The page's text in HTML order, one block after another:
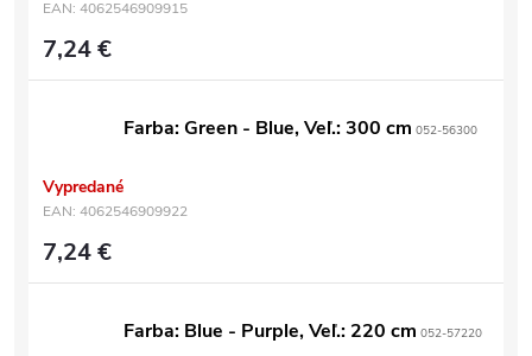
EAN: 4062546909915
7,24 €
Farba: Green - Blue, Veľ.: 300 cm 052-56300
Vypredané
EAN: 4062546909922
7,24 €
Farba: Blue - Purple, Veľ.: 220 cm 052-57220